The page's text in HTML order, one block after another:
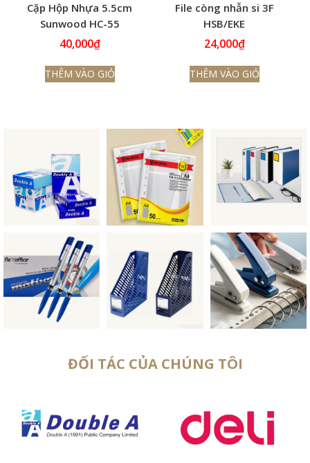
Cặp Hộp Nhựa 5.5cm
Sunwood HC-55
40,000₫
THÊM VÀO GIỎ
File còng nhẫn si 3F
HSB/EKE
24,000₫
THÊM VÀO GIỎ
ĐỐI TÁC CỦA CHÚNG TÔI